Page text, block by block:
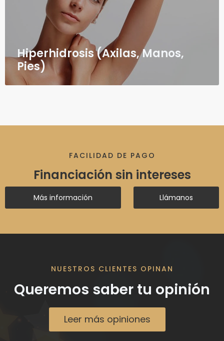
Hiperhidrosis (Axilas, Manos,
Pies)
FACILIDAD DE PAGO
Financiación sin intereses
Más información Llámanos
NUESTROS CLIENTES OPINAN
Queremos saber tu opinión
Leer más opiniones